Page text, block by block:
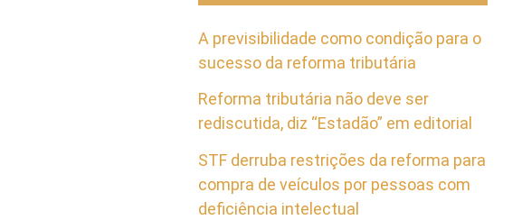
A previsibilidade como condição para o
sucesso da reforma tributária
Reforma tributária não deve ser
rediscutida, diz “Estadão” em editorial
STF derruba restrições da reforma para
compra de veículos por pessoas com
deficiência intelectual